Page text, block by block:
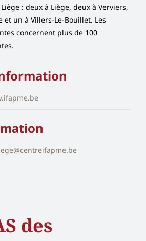
: deux à Liège, deux à Verviers,
et un à Villers-Le-Bouillet. Les
concernent plus de 100
des